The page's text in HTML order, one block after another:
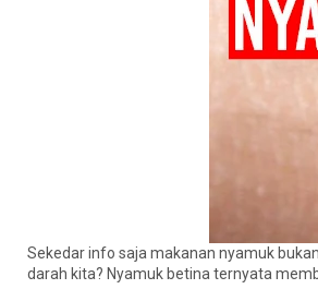
Sekedar info saja makanan nyamuk
darah kita? Nyamuk betina ternyata